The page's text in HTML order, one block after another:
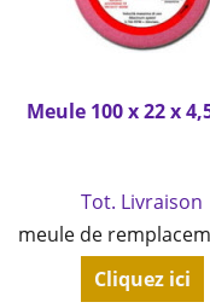
€ 7.99TTC
Tot. Livraison